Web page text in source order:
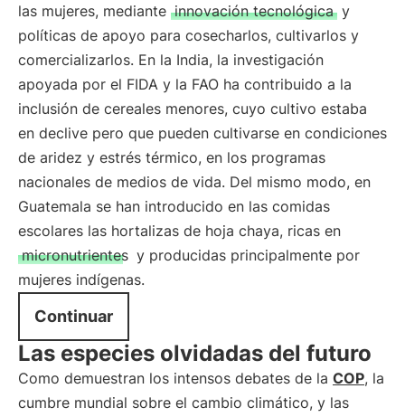
las mujeres, mediante innovación tecnológica y
políticas de apoyo para cosecharlos, cultivarlos y
comercializarlos. En la India, la investigación
apoyada por el FIDA y la FAO ha contribuido a la
inclusión de cereales menores, cuyo cultivo estaba
en declive pero que pueden cultivarse en condiciones
de aridez y estrés térmico, en los programas
nacionales de medios de vida. Del mismo modo, en
Guatemala se han introducido en las comidas
escolares las hortalizas de hoja chaya, ricas en
micronutrientes y producidas principalmente por
mujeres indígenas.
Continuar
Las especies olvidadas del futuro
Como demuestran los intensos debates de la COP, la
cumbre mundial sobre el cambio climático, y las